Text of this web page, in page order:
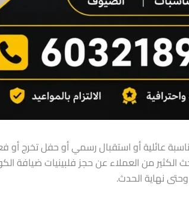
عائلية أو استقبال رسمي أو حفل تخرج
الكثير من العملاء عن حجز فلبينيات
نهاية الحدث.